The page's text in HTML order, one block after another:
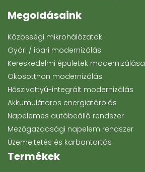
Megoldásaink
Közösségi mikrohálózatok
Gyári / ipari modernizálás
Kereskedelmi épületek modernizálása
Okosotthon modernizálás
Hőszivattyú-integrált modernizálás
Akkumulátoros energiatárolás
Napelemes autóbeálló rendszer
Mezőgazdasági napelem rendszer
Üzemeltetés és karbantartás
Termékek